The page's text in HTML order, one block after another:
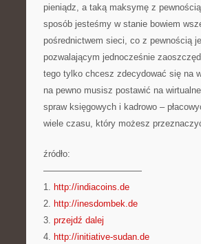
pieniądz, a taką maksymę z
sposób jesteśmy w stanie bowiem
pośrednictwem sieci, co z pewnością
pozwalającym jednocześnie
tego tylko chcesz zdecydować się na
na pewno musisz postawić na
spraw księgowych i kadrowo –
wiele czasu, który możesz
źródło:
———————————
1. http://indiacoins.de
2. http://inesdombek.de
3. przejdź dalej
4. http://initiative-sudan.de